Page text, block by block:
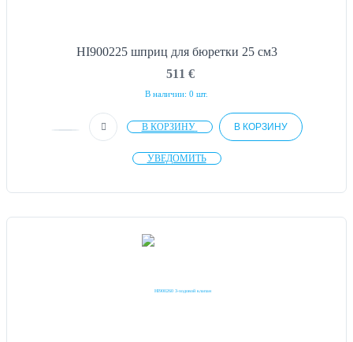
HI900225 шприц для бюретки 25 см3
511 €
В наличии: 0 шт.
В КОРЗИНУ В КОРЗИНУ
УВЕДОМИТЬ